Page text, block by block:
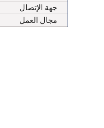
جهة الإتصال
مجال العمل